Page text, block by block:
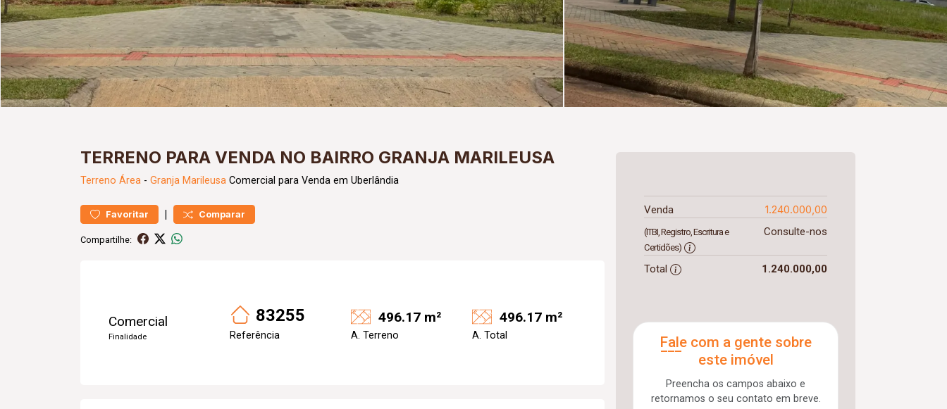
TERRENO PARA VENDA NO BAIRRO GRANJA MARILEUSA
Terreno Área - Granja Marileusa Comercial para Venda em Uberlândia
Favoritar | Comparar
Compartilhe:
Comercial
Finalidade
83255
Referência
496.17 m²
A. Terreno
496.17 m²
A. Total
Venda 1.240.000,00
(ITBI, Registro, Escritura e
Certidões)
Consulte-nos
Total 1.240.000,00
Fale com a gente sobre
este imóvel
Preencha os campos abaixo e
retornamos o seu contato em breve.